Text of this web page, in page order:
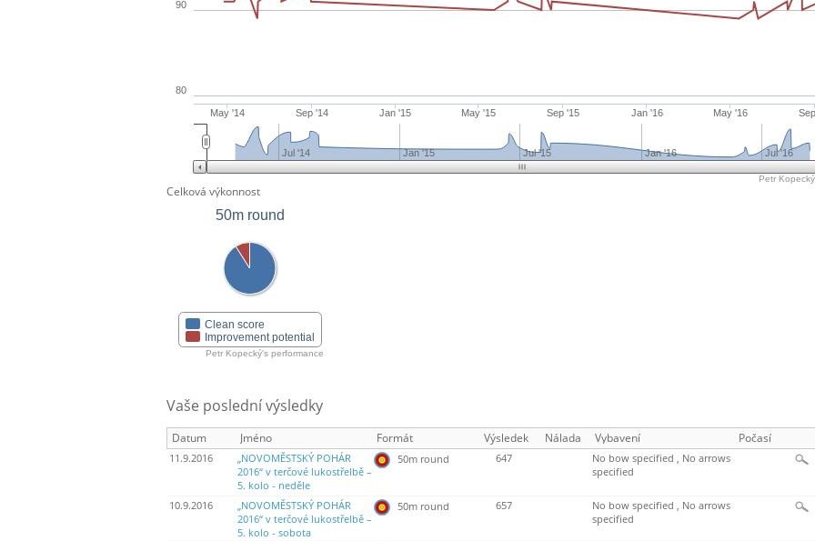
May '14 Sep '14 Jan '15 May '15 Sep '15 Jan '16 May '16
80
90
Jul '14 Jan '15 Jul '15 Jan '16 Jul '16
Petr
Celková výkonnost
50m round
Clean score
Improvement potential
Petr Kopecký's performance
Vaše poslední výsledky
Datum Jméno Formát Výsledek Nálada Vybavení Počasí
11.9.2016
„NOVOMĚSTSKÝ POHÁR
2016“ v terčové lukostřelbě –
5. kolo - neděle
50m round 647
No bow specified , No arrows
specified
10.9.2016
„NOVOMĚSTSKÝ POHÁR
2016“ v terčové lukostřelbě –
5. kolo - sobota
50m round 657
No bow specified , No arrows
specified